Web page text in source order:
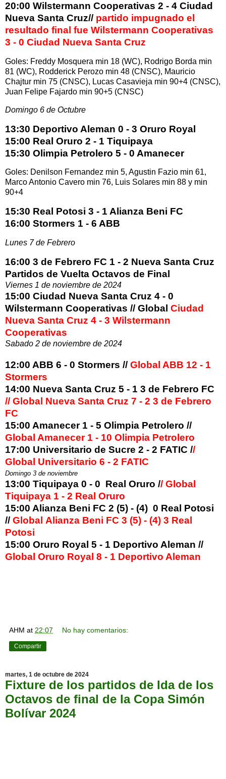
20:00 Wilstermann Cooperativas 2 - 4 Ciudad
Nueva Santa Cruz// partido impugnado el
resultado final fue Wilstermann Cooperativas
3 - 0 Ciudad Nueva Santa Cruz
Goles: Freddy Mosquera min 18 (WC), Rodrigo Borda min
81 (WC), Rodderick Perozo min 48 (CNSC), Mauricio
Chajtur min 75 (CNSC), Lucas Casavieja min 90+4 (CNSC),
Juan Felipe Fajardo min 90+5 (CNSC)
Domingo 6 de Octubre
13:30 Deportivo Aleman 0 - 3 Oruro Royal
15:00 Real Oruro 2 - 1 Tiquipaya
15:30 Olimpia Petrolero 5 - 0 Amanecer
Goles: Denilson Fernandez min 5, Agustin Fazio min 61,
Marco Antonio Cavero min 76, Luis Solares min 88 y min
90+4
15:30 Real Potosi 3 - 1 Alianza Beni FC
16:00 Stormers 1 - 6 ABB
Lunes 7 de Febrero
16:00 3 de Febrero FC 1 - 2 Nueva Santa Cruz
Partidos de Vuelta Octavos de Final
Viernes 1 de noviembre de 2024
15:00 Ciudad Nueva Santa Cruz 4 - 0
Wilstermann Cooperativas // Global Ciudad
Nueva Santa Cruz 4 - 3 Wilstermann
Cooperativas
Sabado 2 de noviembre de 2024
12:00 ABB 6 - 0 Stormers // Global ABB 12 - 1
Stormers
14:00 Nueva Santa Cruz 5 - 1 3 de Febrero FC
// Global Nueva Santa Cruz 7 - 2 3 de Febrero
FC
15:00 Amanecer 1 - 5 Olimpia Petrolero //
Global Amanecer 1 - 10 Olimpia Petrolero
17:00 Universitario de Sucre 2 - 2 FATIC //
Global Universitario 6 - 2 FATIC
Domingo 3 de noviembre
13:00 Tiquipaya 0 - 0 Real Oruro // Global
Tiquipaya 1 - 2 Real Oruro
15:00 Alianza Beni FC 2 (5) - (4) 0 Real Potosi
// Global Alianza Beni FC 3 (5) - (4) 3 Real
Potosi
15:00 Oruro Royal 5 - 1 Deportivo Aleman //
Global Oruro Royal 8 - 1 Deportivo Aleman
AHM at 22:07 No hay comentarios:
Compartir
martes, 1 de octubre de 2024
Fixture de los partidos de Ida de los
Octavos de final de la Copa Simón
Bolívar 2024